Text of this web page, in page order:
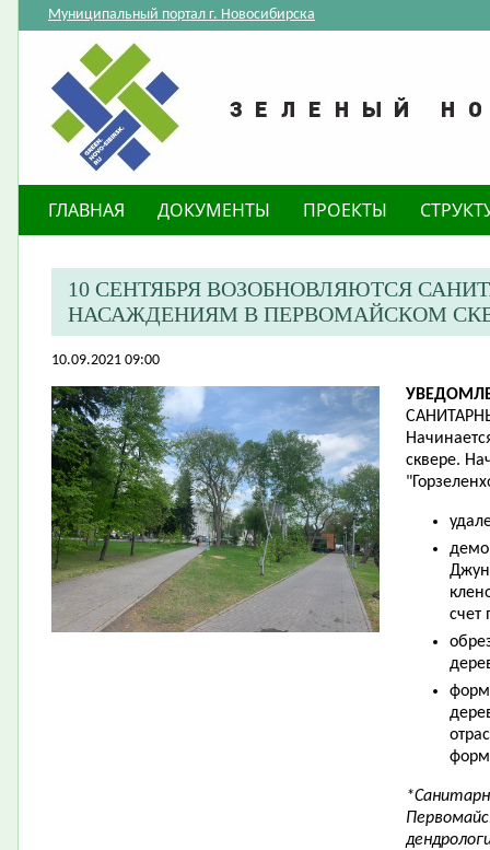
Муниципальный портал г. Новосибирска
ГЛАВНАЯ ДОКУМЕНТЫ ПРОЕКТЫ
10 СЕНТЯБРЯ ВОЗОБНОВЛЯЮТСЯ
НАСАЖДЕНИЯМ В ПЕРВОМАЙСКОМ
10.09.2021 09:00
сквере.
счет